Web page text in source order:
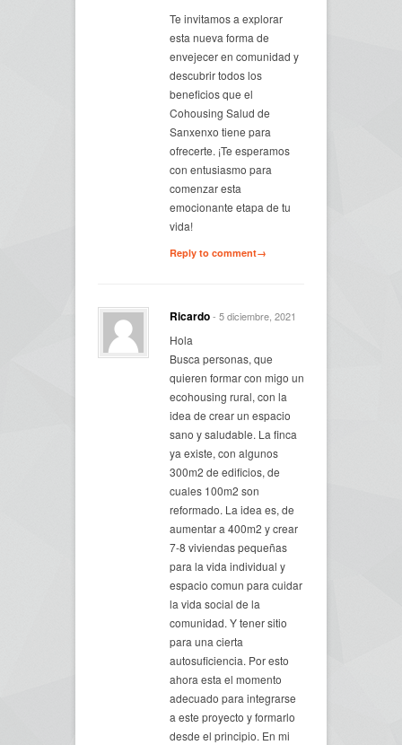
Te invitamos a explorar
esta nueva forma de
envejecer en comunidad y
descubrir todos los
beneficios que el
Cohousing Salud de
Sanxenxo tiene para
ofrecerte. ¡Te esperamos
con entusiasmo para
comenzar esta
emocionante etapa de tu
vida!
Reply to comment→
Ricardo- 5 diciembre, 2021
Hola
Busca personas, que
quieren formar con migo un
ecohousing rural, con la
idea de crear un espacio
sano y saludable. La finca
ya existe, con algunos
300m2 de edificios, de
cuales 100m2 son
reformado. La idea es, de
aumentar a 400m2 y crear
7-8 viviendas pequeñas
para la vida individual y
espacio comun para cuidar
la vida social de la
comunidad. Y tener sitio
para una cierta
autosuficiencia. Por esto
ahora esta el momento
adecuado para integrarse
a este proyecto y formarlo
desde el principio. En mi